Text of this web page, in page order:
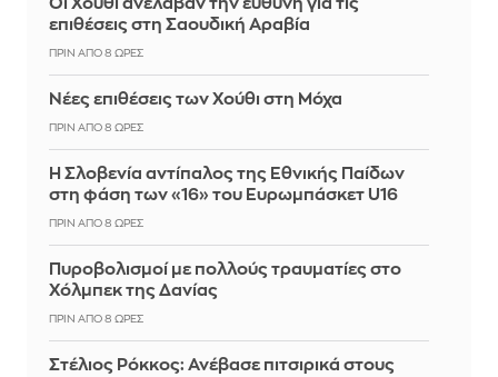
Οι Χούθι ανέλαβαν την ευθύνη για τις
επιθέσεις στη Σαουδική Αραβία
ΠΡΙΝ ΑΠΌ 8 ΏΡΕΣ
Νέες επιθέσεις των Χούθι στη Μόχα
ΠΡΙΝ ΑΠΌ 8 ΏΡΕΣ
Η Σλοβενία αντίπαλος της Εθνικής Παίδων
στη φάση των «16» του Ευρωμπάσκετ U16
ΠΡΙΝ ΑΠΌ 8 ΏΡΕΣ
Πυροβολισμοί με πολλούς τραυματίες στο
Χόλμπεκ της Δανίας
ΠΡΙΝ ΑΠΌ 8 ΏΡΕΣ
Στέλιος Ρόκκος: Ανέβασε πιτσιρικά στους